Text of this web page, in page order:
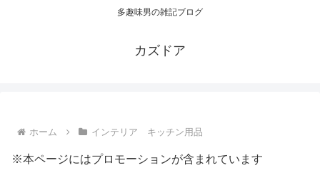
多趣味男の雑記ブログ
カズドア
ホーム インテリア キッチン用品
※本ページにはプロモーションが含まれています